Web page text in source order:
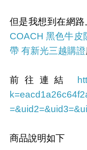
但是我想到在網路
COACH 黑色牛皮
帶 有新光三越購證
前往連結
商品說明如下